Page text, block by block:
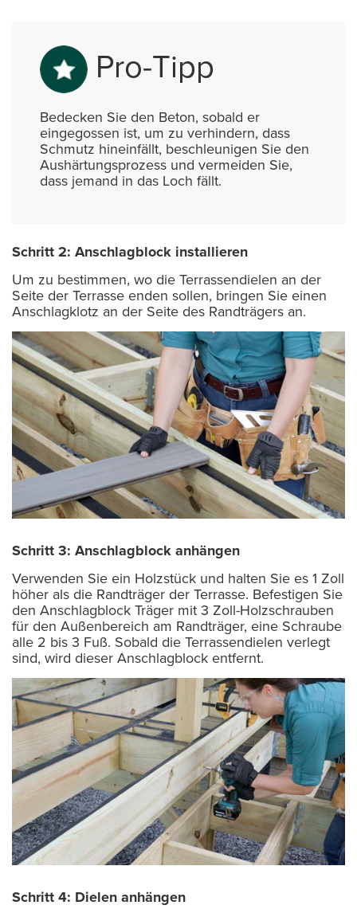
Pro-Tipp
Bedecken Sie den Beton, sobald er
eingegossen ist, um zu verhindern, dass
Schmutz hineinfällt, beschleunigen Sie den
Aushärtungsprozess und vermeiden Sie,
dass jemand in das Loch fällt.
Schritt 2: Anschlagblock installieren
Um zu bestimmen, wo die Terrassendielen an der
Seite der Terrasse enden sollen, bringen Sie einen
Anschlagklotz an der Seite des Randträgers an.
Schritt 3: Anschlagblock anhängen
Verwenden Sie ein Holzstück und halten Sie es 1 Zoll
höher als die Randträger der Terrasse. Befestigen Sie
den Anschlagblock Träger mit 3 Zoll-Holzschrauben
für den Außenbereich am Randträger, eine Schraube
alle 2 bis 3 Fuß. Sobald die Terrassendielen verlegt
sind, wird dieser Anschlagblock entfernt.
Schritt 4: Dielen anhängen